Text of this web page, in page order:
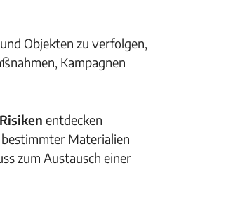
Objekten zu verfolgen,
Kampagnen
entdecken
Materialien
zum Austausch einer